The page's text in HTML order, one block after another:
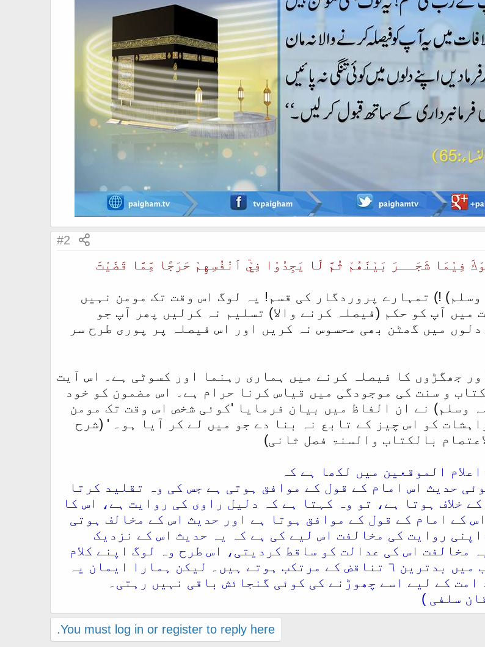
#2
فِيْمَا شَجَــرَ بَيْنَھُمْ ثُمَّ لَا يَجِدُوْا فِيْٓ اَنْفُسِهِمْ حَرَجًا مِّمَّا قَضَيْتَ
!) تمہارے پروردگار کی قسم! یہ لوگ اس وقت تک مومن نہیں
میں آپ کو حکم (فیصلہ کرنے والا) تسلیم نہ کرلیں پھر آپ جو
میں گھٹن بھی محسوس نہ کریں اور اس فیصلہ پر پوری طرح سر
جھگڑوں کا فیصلہ کرنے میں ہماری رہنما اور کسوٹی ہے۔ اس آیت
و سنت کی موجودگی میں قیاس کرنا حرام ہے۔ اس مضمون کو خود
وسلم) نے ان الفاظ میں بیان فرمایا 'کوئی شخص اس وقت تک مومن
کو اس چیز کے تابع نہ بنا دے جو میں لے کر آیا ہو۔ ' (شرح
بالکتاب والسنۃ فصل ثانی)
الموقعین میں لکھا ہے کہ
حدیث اس امام کے قول کے موافق ہوتی ہے جس کی وہ تقلید کرتا
خلاف ہوتا ہے، تو وہ کہتا ہے کہ دلیل راوی کی روایت ہے، اس کا
کے امام کے قول کے موافق ہوتا ہے اور حدیث اس کے مخالف ہوتی
روایت کی مخالفت اس لیے کی ہے کہ یہ حدیث اس کے نزدیک
مخالفت اس کی عدالت کو ساقط کردیتی، اس طرح وہ لوگ اپنے کلام
میں ایک ہی جگہ اور ایک ہی باب میں بدترین ٦ تناقض کے مرتکب ہوتے ہیں۔ لیکن ہمارا ایمان یہ
امت کے لیے اسے چھوڑنے کی کوئی گنجائش باقی نہیں رہتی۔
سلفی )
You must log in or register to reply here.